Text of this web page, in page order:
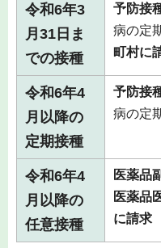
令和6年3
月31日ま
での接種
予防接
病の定
町村に
令和6年4
月以降の
定期接種
予防接
病の定
令和6年4
月以降の
任意接種
医薬品
医薬品
に請求